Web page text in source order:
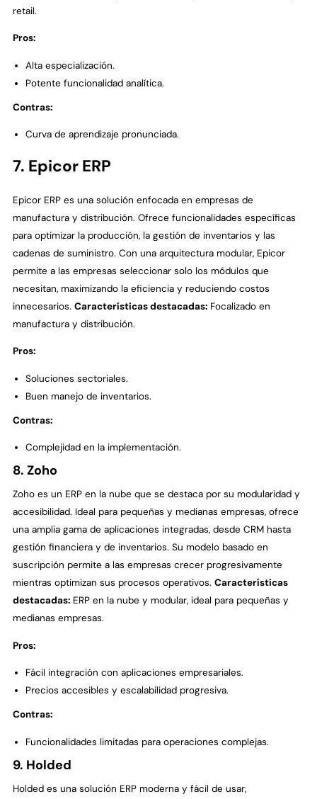
retail.
Pros:
Alta especialización.
Potente funcionalidad analítica.
Contras:
Curva de aprendizaje pronunciada.
7. Epicor ERP
Epicor ERP es una solución enfocada en empresas de
manufactura y distribución. Ofrece funcionalidades específicas
para optimizar la producción, la gestión de inventarios y las
cadenas de suministro. Con una arquitectura modular, Epicor
permite a las empresas seleccionar solo los módulos que
necesitan, maximizando la eficiencia y reduciendo costos
innecesarios. Características destacadas: Focalizado en
manufactura y distribución.
Pros:
Soluciones sectoriales.
Buen manejo de inventarios.
Contras:
Complejidad en la implementación.
8. Zoho
Zoho es un ERP en la nube que se destaca por su modularidad y
accesibilidad. Ideal para pequeñas y medianas empresas, ofrece
una amplia gama de aplicaciones integradas, desde CRM hasta
gestión financiera y de inventarios. Su modelo basado en
suscripción permite a las empresas crecer progresivamente
mientras optimizan sus procesos operativos. Características
destacadas: ERP en la nube y modular, ideal para pequeñas y
medianas empresas.
Pros:
Fácil integración con aplicaciones empresariales.
Precios accesibles y escalabilidad progresiva.
Contras:
Funcionalidades limitadas para operaciones complejas.
9. Holded
Holded es una solución ERP moderna y fácil de usar,